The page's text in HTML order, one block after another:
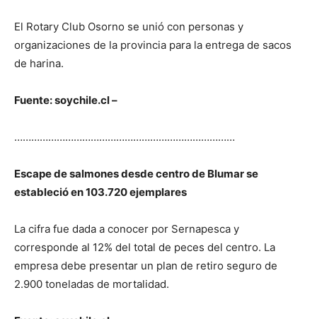
El Rotary Club Osorno se unió con personas y
organizaciones de la provincia para la entrega de sacos
de harina.
Fuente: soychile.cl –
……………………………………………………………………
Escape de salmones desde centro de Blumar se
estableció en 103.720 ejemplares
La cifra fue dada a conocer por Sernapesca y
corresponde al 12% del total de peces del centro. La
empresa debe presentar un plan de retiro seguro de
2.900 toneladas de mortalidad.